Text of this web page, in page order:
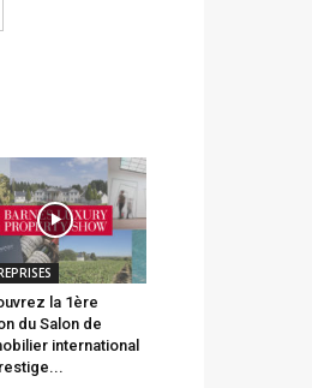
la 1ère
du Salon de
international